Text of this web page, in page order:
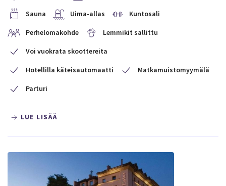
Sauna Uima-allas Kuntosali
Perhelomakohde Lemmikit sallittu
Voi vuokrata skoottereita
Hotellilla käteisautomaatti Matkamuistomyymälä
Parturi
LUE LISÄÄ